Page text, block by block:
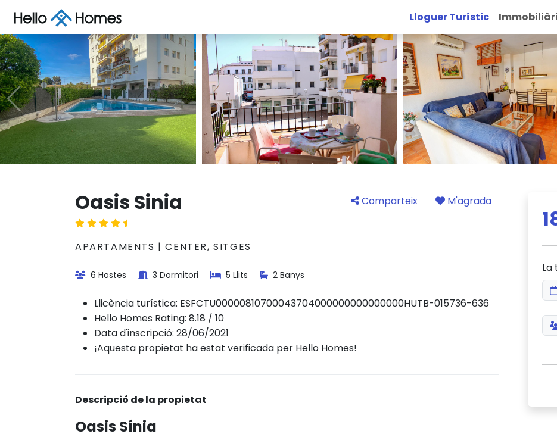
Lloguer Turístic
Oasis Sinia Comparteix M'agrada
APARTAMENTS | CENTER, SITGES
6 Hostes 3 Dormitori 5 Llits 2 Banys
Llicència turística: ESFCTU00000810700043704000000000000000HUTB-015736-636
Hello Homes Rating: 8.18 / 10
Data d'inscripció: 28/06/2021
¡Aquesta propietat ha estat verificada per Hello Homes!
Descripció de la propietat
Oasis Sínia
La